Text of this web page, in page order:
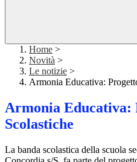
Home >
Novità >
Le notizie >
Armonia Educativa:
Armonia Educativa:
Scolastiche
La banda scolastica della scuola